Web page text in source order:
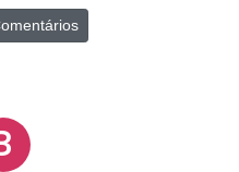
comodidade. A
manutenção é fácil,